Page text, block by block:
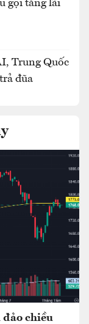
gọi tăng lãi
Trung Quốc
đũa
đảo chiều